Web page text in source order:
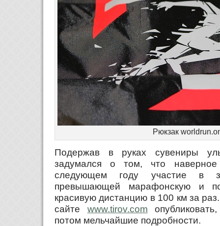
Рюкзак
Подержав в руках сувениры
задумался о том, что
следующем году участие в
превышающей марафонскую и
красивую дистанцию в 100 км за
сайте www.tirov.com
потом мельчайшие подробности.